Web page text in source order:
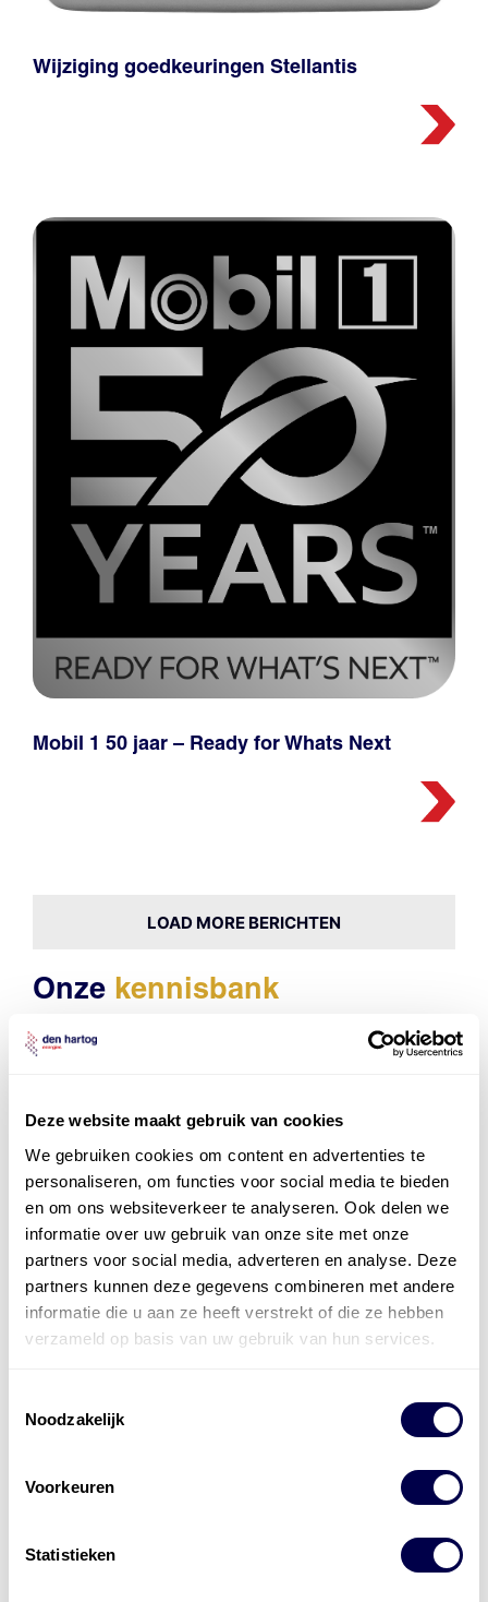
Deze website maakt gebruik van cookies
We gebruiken cookies om content en advertenties te
personaliseren, om functies voor social media te bieden
en om ons websiteverkeer te analyseren. Ook delen we
informatie over uw gebruik van onze site met onze
partners voor social media, adverteren en analyse. Deze
partners kunnen deze gegevens combineren met andere
informatie die u aan ze heeft verstrekt of die ze hebben
verzameld op basis van uw gebruik van hun services.
Noodzakelijk
Voorkeuren
Statistieken
Wijziging goedkeuringen Stellantis
Mobil 1 50 jaar – Ready for Whats Next
LOAD MORE BERICHTEN
Onze kennisbank
Mobil Lubricant Analysis geeft inzicht in
olie en grip op uw machines